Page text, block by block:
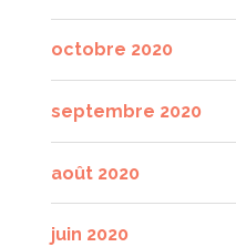
octobre 2020
septembre 2020
août 2020
juin 2020